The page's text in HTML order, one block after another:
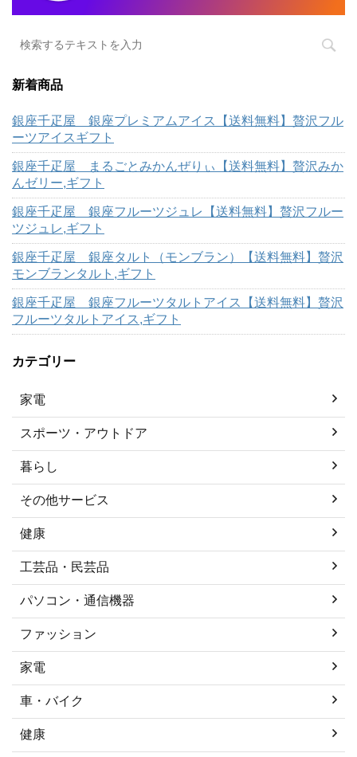
新着商品
銀座千疋屋 銀座プレミアムアイス【送料無料】贅沢フル
ーツアイスギフト
銀座千疋屋 まるごとみかんぜりぃ【送料無料】贅沢みか
んゼリー,ギフト
銀座千疋屋 銀座フルーツジュレ【送料無料】贅沢フルー
ツジュレ,ギフト
銀座千疋屋 銀座タルト（モンブラン）【送料無料】贅沢
モンブランタルト,ギフト
銀座千疋屋 銀座フルーツタルトアイス【送料無料】贅沢
フルーツタルトアイス,ギフト
カテゴリー
家電
スポーツ・アウトドア
暮らし
その他サービス
健康
工芸品・民芸品
パソコン・通信機器
ファッション
家電
車・バイク
健康